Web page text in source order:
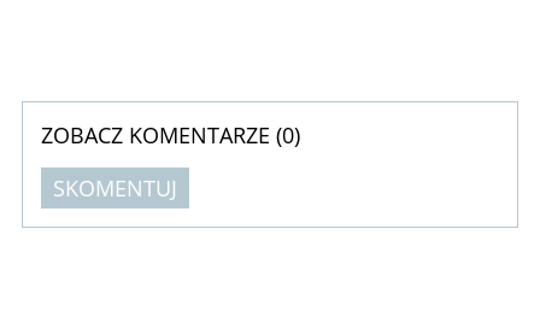
ZOBACZ KOMENTARZE (0)
SKOMENTUJ